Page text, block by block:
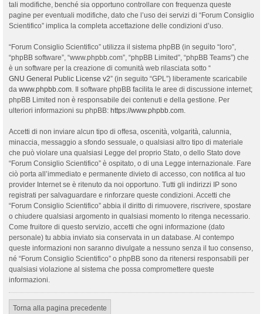
tali modifiche, benché sia opportuno controllare con frequenza queste
pagine per eventuali modifiche, dato che l’uso dei servizi di “Forum Consiglio
Scientifico” implica la completa accettazione delle condizioni d’uso.
“Forum Consiglio Scientifico” utilizza il sistema phpBB (in seguito “loro”,
“phpBB software”, “www.phpbb.com”, “phpBB Limited”, “phpBB Teams”) che
è un software per la creazione di comunità web rilasciata sotto “
GNU General Public License v2” (in seguito “GPL”) liberamente scaricabile
da www.phpbb.com. Il software phpBB facilita le aree di discussione internet;
phpBB Limited non è responsabile dei contenuti e della gestione. Per
ulteriori informazioni su phpBB: https://www.phpbb.com.
Accetti di non inviare alcun tipo di offesa, oscenità, volgarità, calunnia,
minaccia, messaggio a sfondo sessuale, o qualsiasi altro tipo di materiale
che può violare una qualsiasi Legge del proprio Stato, o dello Stato dove
“Forum Consiglio Scientifico” è ospitato, o di una Legge internazionale. Fare
ciò porta all’immediato e permanente divieto di accesso, con notifica al tuo
provider Internet se è ritenuto da noi opportuno. Tutti gli indirizzi IP sono
registrati per salvaguardare e rinforzare queste condizioni. Accetti che
“Forum Consiglio Scientifico” abbia il diritto di rimuovere, riscrivere, spostare
o chiudere qualsiasi argomento in qualsiasi momento lo ritenga necessario.
Come fruitore di questo servizio, accetti che ogni informazione (dato
personale) tu abbia inviato sia conservata in un database. Al contempo
queste informazioni non saranno divulgate a nessuno senza il tuo consenso,
né “Forum Consiglio Scientifico” o phpBB sono da ritenersi responsabili per
qualsiasi violazione al sistema che possa compromettere queste
informazioni.
Torna alla pagina precedente